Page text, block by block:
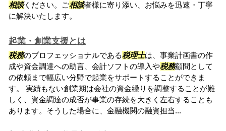
相談ください。ご相談者様に寄り添い、お悩みを迅速・丁寧
に解決いたします。
起業・創業支援とは
税務のプロフェッショナルである税理士は、事業計画書の作
成や資金調達への助言、会計ソフトの導入や税務顧問として
の依頼まで幅広い分野で起業をサポートすることができま
す。 実績もない創業期は会社の資金繰りを調整することが難
しく、資金調達の成否が事業の存続を大きく左右することも
あります。そうした場合に、金融機関の融資担当...